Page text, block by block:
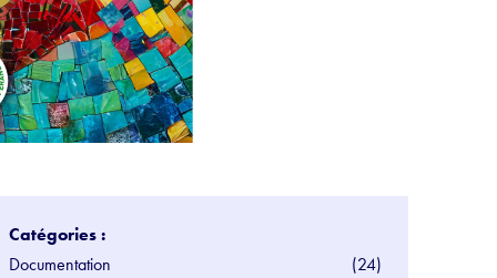
Catégories :
Documentation
(24)